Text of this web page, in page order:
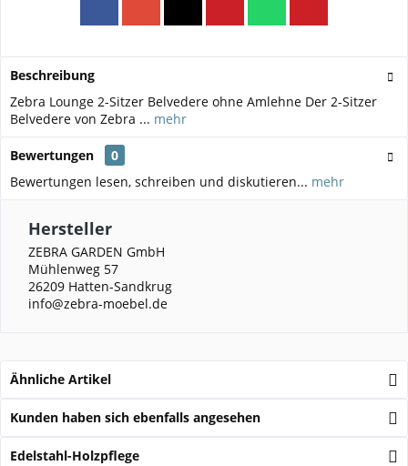
Beschreibung
Zebra Lounge 2-Sitzer Belvedere ohne Amlehne Der 2-Sitzer
Belvedere von Zebra ... mehr
Bewertungen
0
Bewertungen lesen, schreiben und diskutieren... mehr
Hersteller
ZEBRA GARDEN GmbH
Mühlenweg 57
26209 Hatten-Sandkrug
info@zebra-moebel.de
Ähnliche Artikel
Kunden haben sich ebenfalls angesehen
Edelstahl-Holzpflege